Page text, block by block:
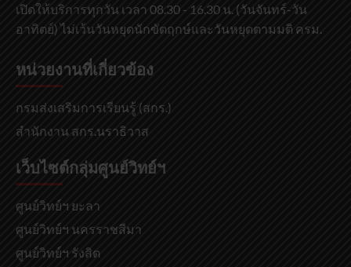
เปิดให้บริการทุกวัน เวลา 08.30 - 16.30 น. (วันจันทร์-วัน
อาทิตย์) ไม่เว้นวันหยุดนักขัตฤกษ์และวันหยุดตามมติ ครม.
หน่วยงานที่เกี่ยวข้อง
กรมส่งเสริมการเรียนรู้ (สกร.)
สำนักงาน สกร.นราธิวาส
เว็บไซต์กลุ่มศูนย์วิทย์ฯ
ศูนย์วิทย์ฯ ยะลา
ศูนย์วิทย์ฯ นครราชสีมา
ศูนย์วิทย์ฯ รังสิต